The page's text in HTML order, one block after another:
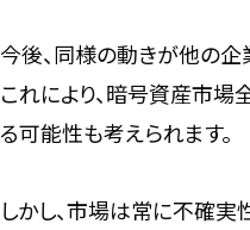
今後、同様の動きが他の企
これにより、暗号資産市
る可能性も考えられます。
しかし、市場は常に不確